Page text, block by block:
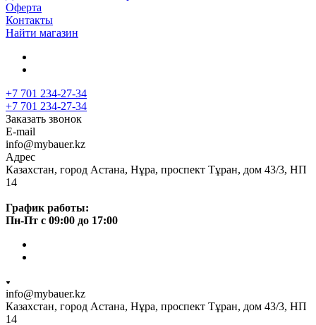
Оферта
Контакты
Найти магазин
+7 701 234-27-34
+7 701 234-27-34
Заказать звонок
E-mail
info@mybauer.kz
Адрес
Казахстан, город Астана, Нұра, проспект Тұран, дом 43/3, НП
14
График работы:
Пн-Пт с 09:00 до 17:00
info@mybauer.kz
Казахстан, город Астана, Нұра, проспект Тұран, дом 43/3, НП
14